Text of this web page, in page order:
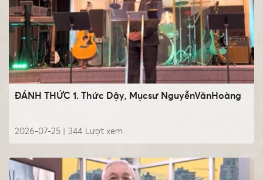
ĐÁNH THỨC 1. Thức Dậy, Mụcsư NguyễnVănHoàng
2026-07-25 | Lượt xem
344